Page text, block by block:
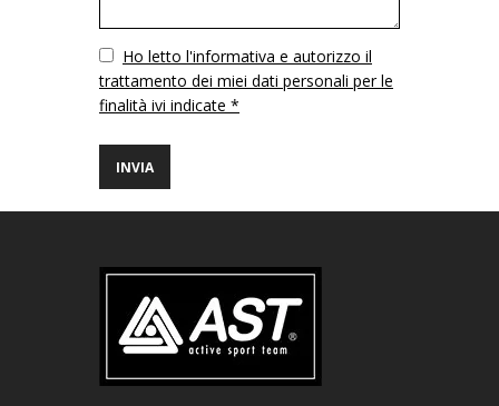
VuotoHo letto l'informativa e autorizzo il
trattamento dei miei dati personali per le
finalità ivi indicate *